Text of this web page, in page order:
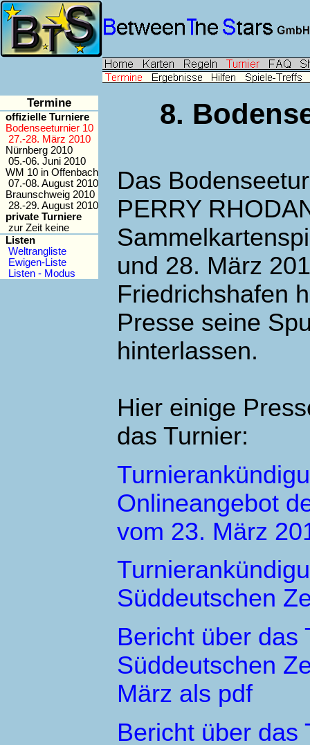
Termine
offizielle Turniere
Bodenseeturnier 10
27.-28. März 2010
Nürnberg 2010
05.-06. Juni 2010
WM 10 in Offenbach
07.-08. August 2010
Braunschweig 2010
28.-29. August 2010
private Turniere
zur Zeit keine
Listen
Weltrangliste
Ewigen-Liste
Listen - Modus
8.
Das
PERRY
und 28. März
Friedrichshafen
Presse seine
hinterlassen.
Hier einige
das Turnier:
Onlineangebot
vom 23. März
Süddeutschen
Bericht über das
Süddeutschen
März als pdf
Bericht über das